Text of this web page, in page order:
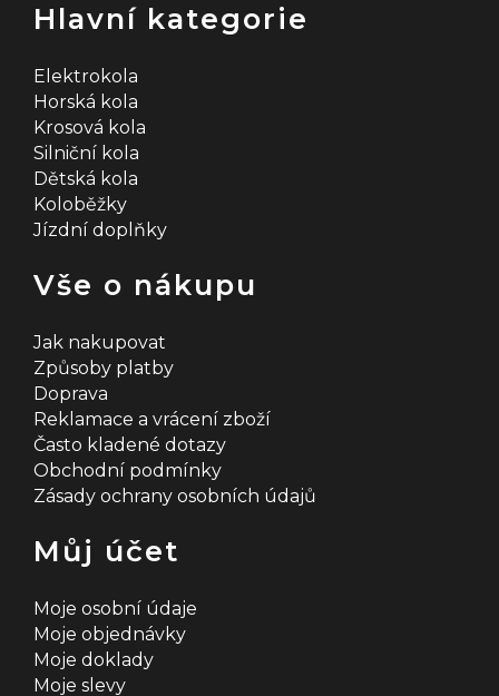
Hlavní kategorie
Elektrokola
Horská kola
Krosová kola
Silniční kola
Dětská kola
Koloběžky
Jízdní doplňky
Vše o nákupu
Jak nakupovat
Způsoby platby
Doprava
Reklamace a vrácení zboží
Často kladené dotazy
Obchodní podmínky
Zásady ochrany osobních údajů
Můj účet
Moje osobní údaje
Moje objednávky
Moje doklady
Moje slevy